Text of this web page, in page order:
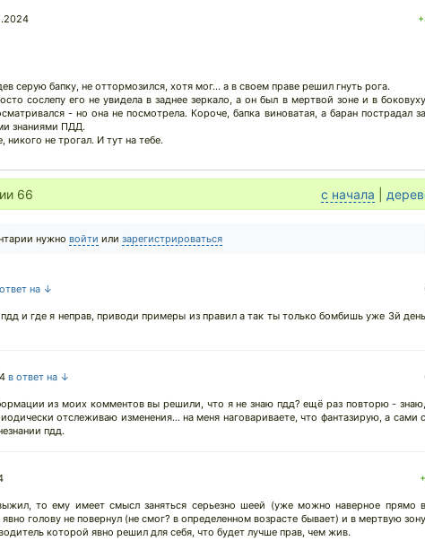
серую бапку, не оттормозился, хотя мог... а в своем праве решил гнуть рога.
сослепу его не увидела в заднее зеркало, а он был в мертвой зоне и в боковуху
- но она не посмотрела. Короче, бапка виноватая, а баран пострадал за
знаниями ПДД.
никого не трогал. И тут на тебе.
66 с начала
нужно войти или зарегистрироваться
на ↓
и где я неправ, приводи примеры из правил а так ты только бомбишь уже 3й день
в ответ на ↓
из моих комментов вы решили, что я не знаю пдд? ещё раз повторю - знаю,
отслеживаю изменения... на меня наговариваете, что фантазирую, а сами с
пдд.
то ему имеет смысл заняться серьезно шеей (уже можно наверное прямо в
голову не повернул (не смог? в определенном возрасте бывает) и в мертвую зону
которой явно решил для себя, что будет лучше прав, чем жив.